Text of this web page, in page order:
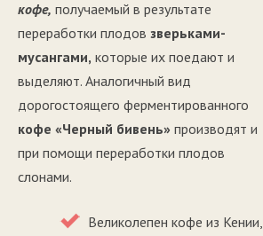
кофе, получаемый в результате
переработки плодов зверьками-
мусангами, которые их поедают и
выделяют. Аналогичный вид
дорогостоящего ферментированного
кофе «Черный бивень» производят и
при помощи переработки плодов
слонами.
Великолепен кофе из Кении,